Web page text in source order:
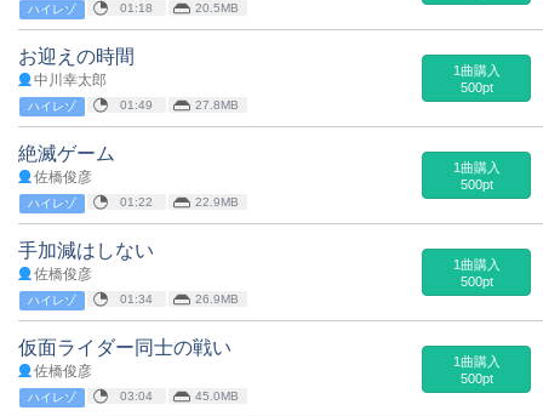
ハイレゾ 01:18 20.5MB
お迎えの時間
中川幸太郎
ハイレゾ 01:49 27.8MB
1曲購入
500pt
絶滅ゲーム
佐橋俊彦
ハイレゾ 01:22 22.9MB
1曲購入
500pt
手加減はしない
佐橋俊彦
ハイレゾ 01:34 26.9MB
1曲購入
500pt
仮面ライダー同士の戦い
佐橋俊彦
ハイレゾ 03:04 45.0MB
1曲購入
500pt